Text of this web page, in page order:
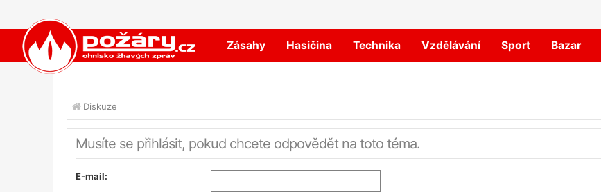
POŽÁRY.cz Zásahy Hasičina Technika Vzdělávání Sport Bazar
Diskuze
Musíte se přihlásit, pokud chcete odpovědět na toto téma.
E-mail: